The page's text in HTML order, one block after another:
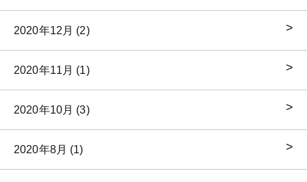
2020年12月 (2)
2020年11月 (1)
2020年10月 (3)
2020年8月 (1)